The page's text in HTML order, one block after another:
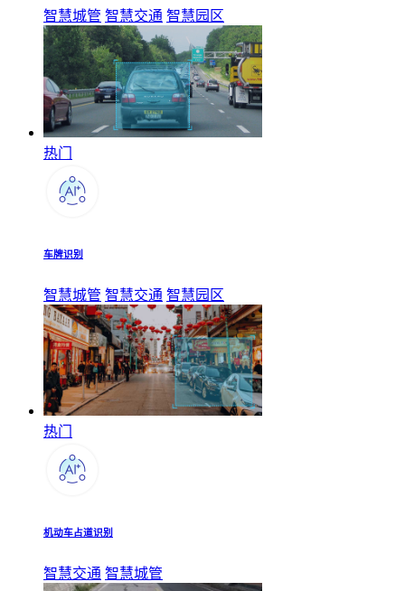
智慧城管 智慧交通 智慧园区
热门
车牌识别
智慧城管 智慧交通 智慧园区
热门
机动车占道识别
智慧交通 智慧城管